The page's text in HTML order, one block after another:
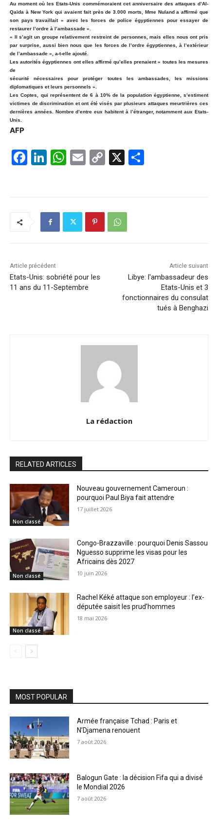
Au moment où les Etats-Unis commémoraient cet anniversaire des attaques d’Al-
Qaïda à New York qui avaient fait près de 3.000 morts, Mme Nuland a affirmé que
son pays travaillait « avec les forces de police égyptiennes pour essayer de
restaurer l’ordre à l’ambassade ».
« Il s’agit un groupe relativement restreint de personnes, mais elles nous ont pris
par surprise, aussi bien nous que les forces de l’ordre égyptiennes, à l’extérieur
de l’ambassade », a-t-elle ajouté.
Les autorités égyptiennes ont elles affirmé qu’elles prenaient « toutes les mesures
de
sécurité nécessaires pour protéger toutes les ambassades, les missions
diplomatiques et leurs personnels ».
Les Coptes, qui représentent de 6 à 10% de la population égyptienne, s’estiment
victimes de discrimination et ont été visés par plusieurs attaques meurtrières ces
dernières années. Nombre d’entre eux habitent à l’étranger, notamment aux Etats-
Unis.
AFP
F
k
Li
dI
n
W
A
p
E
C
Li
n
X
Article précédent
Etats-Unis: sobriété pour les
11 ans du 11-Septembre
Article suivant
Libye: l'ambassadeur des
Etats-Unis et 3
fonctionnaires du consulat
tués à Benghazi
La rédaction
RELATED ARTICLES
Non classé
Nouveau gouvernement Cameroun :
pourquoi Paul Biya fait attendre
17 juillet 2026
Non classé
Congo-Brazzaville : pourquoi Denis Sassou
Nguesso supprime les visas pour les
Africains dès 2027
10 juin 2026
Non classé
Rachel Kéké attaque son employeur : l’ex-
députée saisit les prud’hommes
18 mai 2026
MOST POPULAR
Armée française Tchad : Paris et
N’Djamena renouent
7 août 2026
Balogun Gate : la décision Fifa qui a divisé
le Mondial 2026
7 août 2026